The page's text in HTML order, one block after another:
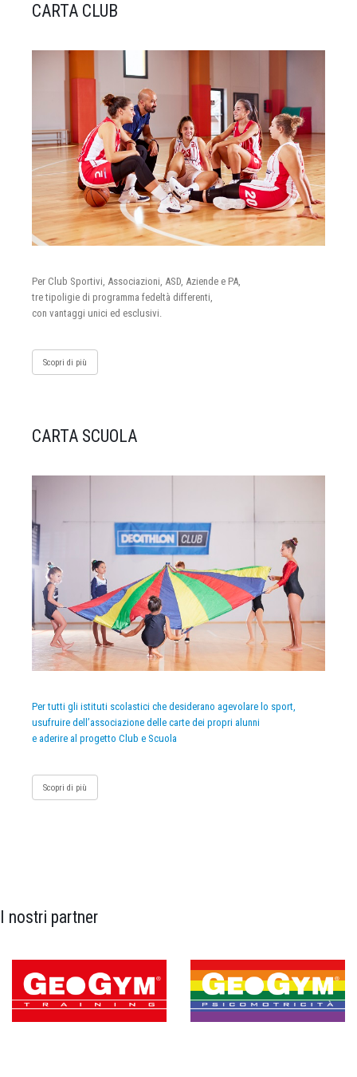
CARTA CLUB
Per Club Sportivi, Associazioni, ASD, Aziende e PA,
tre tipoligie di programma fedeltà differenti,
con vantaggi unici ed esclusivi.
Scopri di più
CARTA SCUOLA
Per tutti gli istituti scolastici che desiderano agevolare lo sport,
usufruire dell’associazione delle carte dei propri alunni
e aderire al progetto Club e Scuola
Scopri di più
I nostri partner